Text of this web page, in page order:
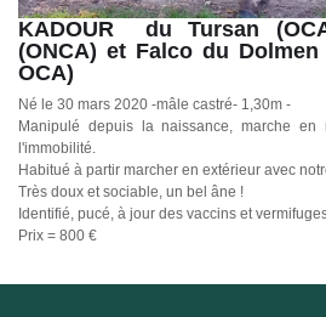
KADOUR du Tursan
(ONCA) et Falco du
OCA)
Né le 30 mars 2020 -mâle castré- 1,30m -
Manipulé depuis la naissance, marche
l'immobilité.
Habitué à partir marcher en extérieur avec
Très doux et sociable, un bel âne !
Identifié, pucé, à jour des vaccins et
Prix = 800 €